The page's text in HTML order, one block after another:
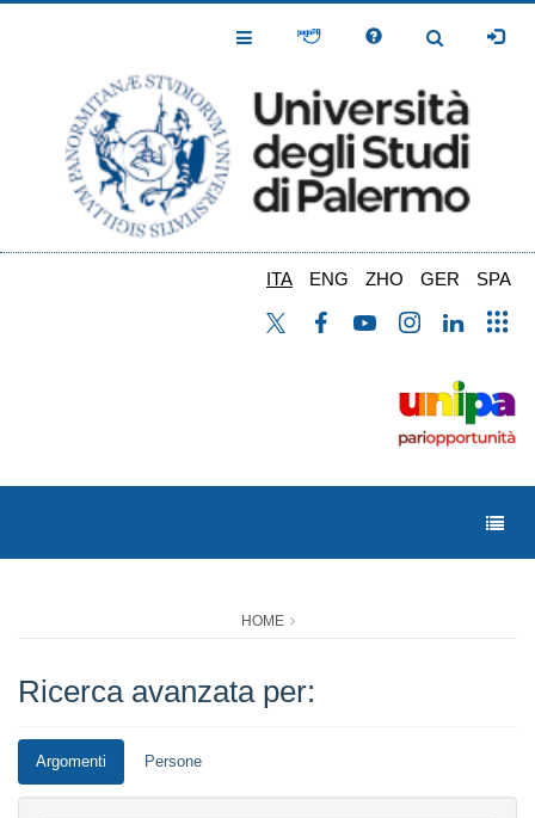
Toggle
Toggle
ITA ENG ZHO GER SPA
HOME
Ricerca avanzata per:
Argomenti Persone